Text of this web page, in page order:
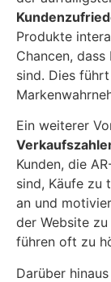
Produkte
Chancen,
sind. Dies
Ein weiterer
Kunden, die
sind, Käufe zu
an und
der Website
führen oft zu
Darüber